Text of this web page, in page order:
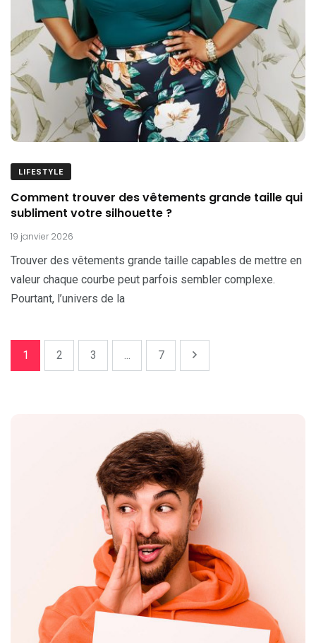
LIFESTYLE
Comment trouver des vêtements grande taille qui
subliment votre silhouette ?
19 janvier 2026
Trouver des vêtements grande taille capables de mettre en
valeur chaque courbe peut parfois sembler complexe.
Pourtant, l’univers de la
1 2 3 7